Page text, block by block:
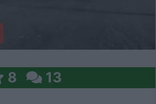
8 13